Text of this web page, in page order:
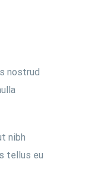
nostrud
nibh
tellus eu